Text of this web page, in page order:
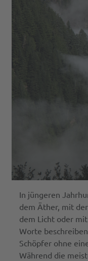
In jüngeren
dem Äther, mit
dem Licht oder
Worte
Schöpfer ohne
Während die